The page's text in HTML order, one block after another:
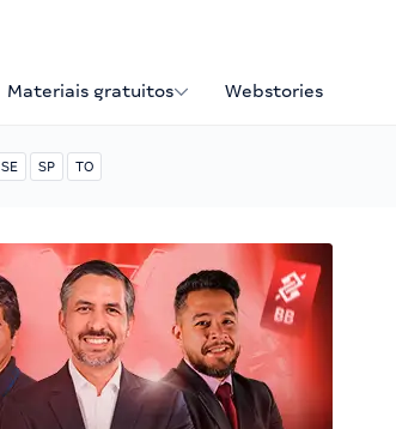
Materiais gratuitos Webstories
SE SP TO